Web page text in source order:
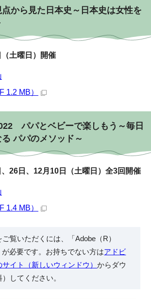
から見た日本史～日本史は女性を
土曜日）開催
1.2 MB）
パパとベビーで楽しもう～毎日
パパのメソッド～
26日、12月10日（土曜日）全3回開催
1.4 MB）
覧いただくには、「Adobe（R）
が必要です。お持ちでない方はアドビ
サイト（新しいウィンドウ）からダウ
してください。